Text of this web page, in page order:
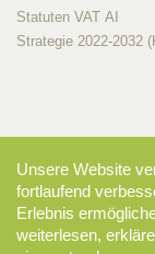
Statuten VAT AI
Strategie 2022-2032
Unsere Website
fortlaufend
Erlebnis
weiterlesen,